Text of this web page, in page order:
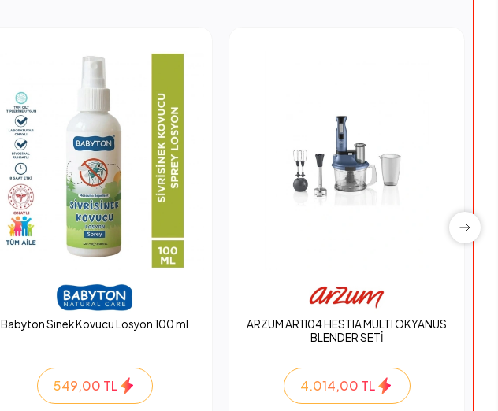
Babyton Sinek Kovucu Losyon 100 ml
549,00 TL
ARZUM AR1104 HESTIA MULTI OKYANUS
BLENDER SETİ
4.014,00 TL